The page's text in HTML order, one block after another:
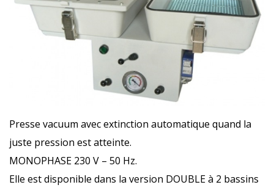
Presse vacuum avec extinction automatique quand la
juste pression est atteinte.
MONOPHASE 230 V – 50 Hz.
Elle est disponible dans la version DOUBLE à 2 bassins